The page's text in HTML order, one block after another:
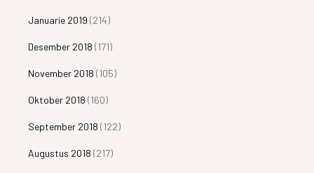
Januarie 2019 (214)
Desember 2018 (171)
November 2018 (105)
Oktober 2018 (160)
September 2018 (122)
Augustus 2018 (217)